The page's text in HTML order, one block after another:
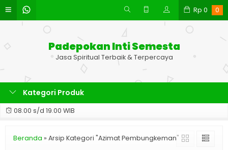
Rp 0 0
Padepokan Inti Semesta
Jasa Spiritual Terbaik & Terpercaya
Kategori Produk
08.00 s/d 19.00 WIB
Beranda » Arsip Kategori "Azimat Pembungkeman"